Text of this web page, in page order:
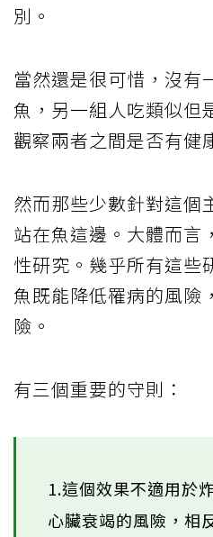
別。
當然還是很可惜，沒有
魚，另一組人吃類似但
觀察兩者之間是否有健
然而那些少數針對這個
站在魚這邊。大體而言
性研究。幾乎所有這些
魚既能降低罹病的風險
險。
有三個重要的守則：
1.這個效果不適用於
心臟衰竭的風險，相